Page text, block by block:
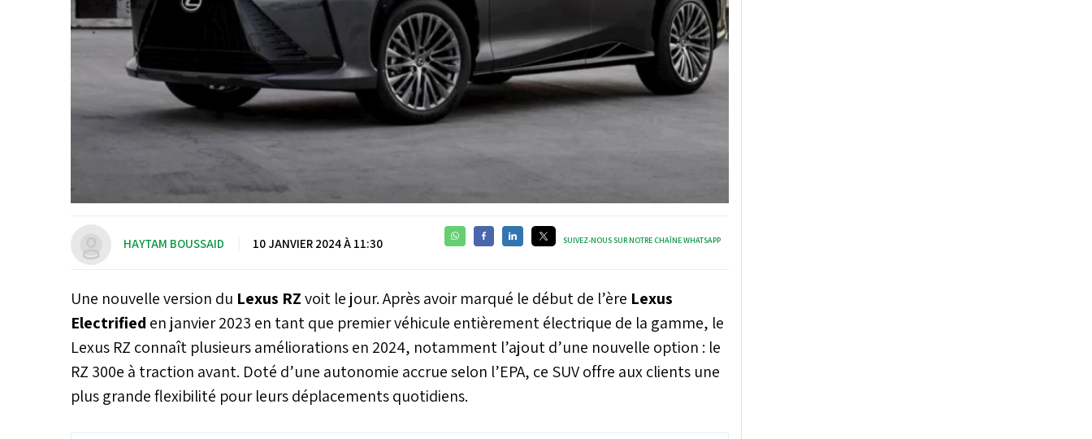
HAYTAM BOUSSAID 10 JANVIER 2024 À 11:30 SUIVEZ-NOUS SUR NOTRE CHAÎNE WHATSAPP
Une nouvelle version du Lexus RZvoit le jour. Après avoir marqué le début de l’ère Lexus
Electrified en janvier 2023 en tant que premier véhicule entièrement électrique de la gamme, le
Lexus RZ connaît plusieurs améliorations en 2024, notamment l’ajout d’une nouvelle option : le
RZ 300e à traction avant. Doté d’une autonomie accrue selon l’EPA, ce SUV offre aux clients une
plus grande flexibilité pour leurs déplacements quotidiens.